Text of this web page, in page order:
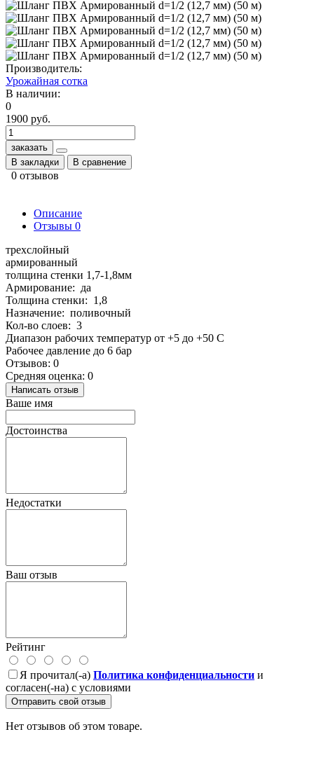
Производитель:
Урожайная сотка
В наличии:
0
1900 руб.
заказать
В закладки
В сравнение
0 отзывов
Описание
Отзывы 0
трехслойный
армированный
толщина стенки 1,7-1,8мм
Армирование: да
Толщина стенки: 1,8
Назначение: поливочный
Кол-во слоев: 3
Диапазон рабочих температур от +5 до +50 С
Рабочее давление до 6 бар
Отзывов: 0
Средняя оценка: 0
Написать отзыв
Ваше имя
Достоинства
Недостатки
Ваш отзыв
Рейтинг
Я прочитал(-а) Политика конфиденциальности и
согласен(-на) с условиями
Отправить свой отзыв
Нет отзывов об этом товаре.